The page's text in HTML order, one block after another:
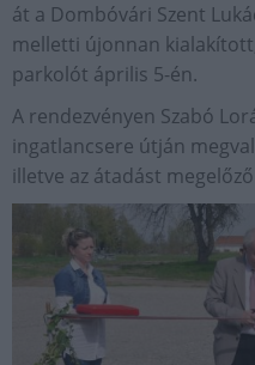
át a Dombóvári Szent
melletti újonnan
parkolót április 5-én.
A rendezvényen Szabó
ingatlancsere útján
illetve az átadást